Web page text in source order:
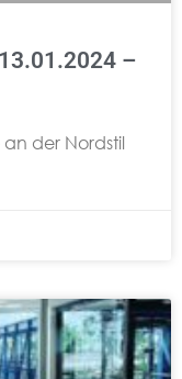
–
der Nordstil